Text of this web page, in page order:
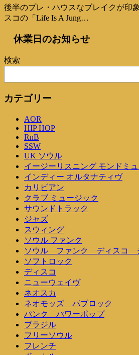
後半のプレ・ハウスなブレイクが印
スコの「Life Is A Jung…
休業日のお知らせ
検索
カテゴリー
AOR
HIP HOP
RnB
SSW
UK ソウル
イージーリスニング モンドミ
インディー オルタナティヴ
カリビアン
クラブ ミュージック
サウンドトラック
ジャズ
スウィング
ソウル ファンク
ソウル ファンク ディスコ
ソフトロック
ディスコ
ニューウェイヴ
ネオスカ
ネオモッズ パブロック
パンク パワーポップ
ブラジル
フリーソウル
フレンチ